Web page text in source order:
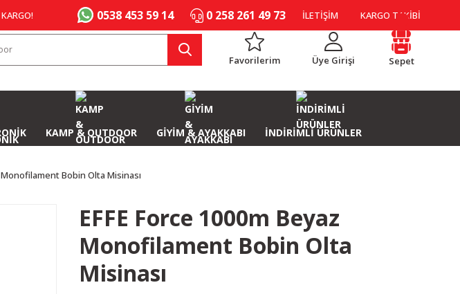
0538 453 59 14 0 258 261 49 73 İLETİŞİM KARGO TAKİBİ
Favorilerim Üye Girişi Sepet
KAMP & OUTDOOR GİYİM & AYAKKABI İNDİRİMLİ ÜRÜNLER
Monofilament Bobin Olta Misinası
EFFE Force 1000m Beyaz
Monofilament Bobin Olta
Misinası